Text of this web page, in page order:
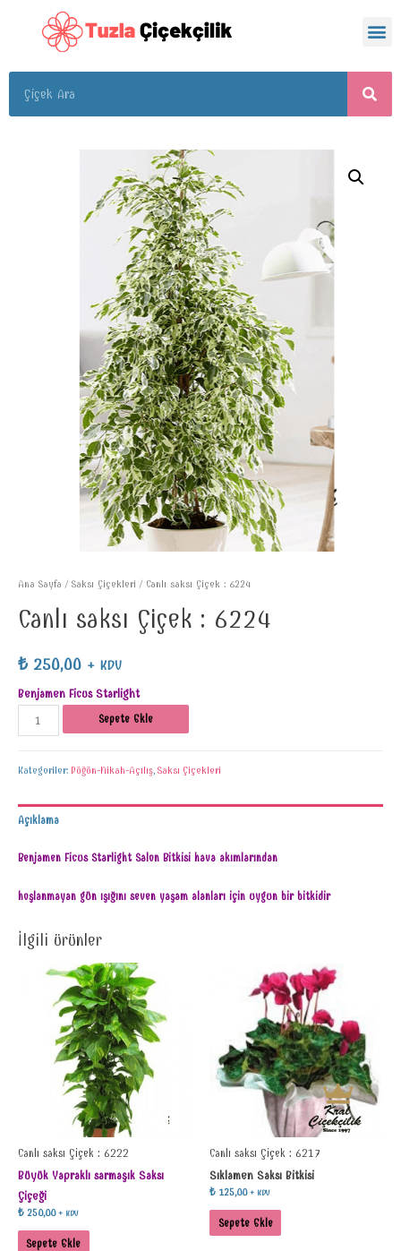
Ana Sayfa / Saksı Çiçekleri / Canlı saksı Çiçek : 6224
Canlı saksı Çiçek : 6224
₺250,00 + KDV
Benjamen Ficus Starlight
Sepete Ekle
Kategoriler: Düğün-Nikah-Açılış, Saksı Çiçekleri
Açıklama
Benjamen Ficus Starlight Salon Bitkisi hava akımlarından
hoşlanmayan gün ışığını seven yaşam alanları için uygun bir bitkidir
İlgili ürünler
Canlı saksı Çiçek : 6222
Büyük Yapraklı sarmaşık Saksı
Çiçeği
₺250,00 + KDV
Sepete Ekle
Canlı saksı Çiçek : 6217
Sıklamen Saksı Bitkisi
₺ 125,00 + KDV
Sepete Ekle